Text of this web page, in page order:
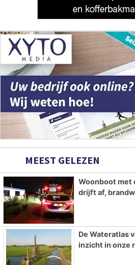
MEEST GELEZEN
Woonboot met
drijft af,
De Wateratlas
inzicht in onze